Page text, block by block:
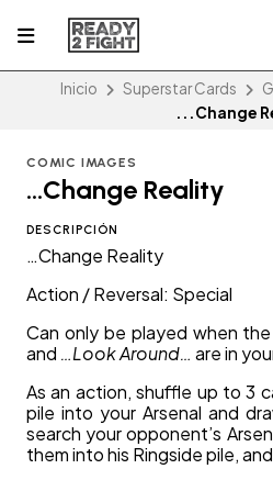
Inicio Superstar Cards
...Change
COMIC IMAGES
...Change Reality
DESCRIPCIÓN
…Change Reality
Action / Reversal: Special
Can only be played when
and …Look Around… are in
As an action, shuffle up to 3
pile into your Arsenal and
search your opponent’s
them into his Ringside pile,